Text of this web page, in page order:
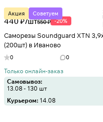
Акция Советуем
440 ₽/шт550 ₽ -20%
Саморезы Soundguard XTN
(200шт) в Иваново
0 0
Только онлайн-заказ
Самовывоз:
13.08 - 130 шт
Курьером: 14.08